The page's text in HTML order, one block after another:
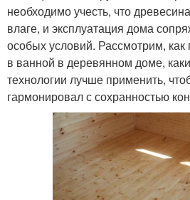
необходимо учесть, что
влаге, и эксплуатация дома
особых условий. Рассмотрим, как
в ванной в деревянном доме,
технологии лучше применить,
гармонировал с сохранностью